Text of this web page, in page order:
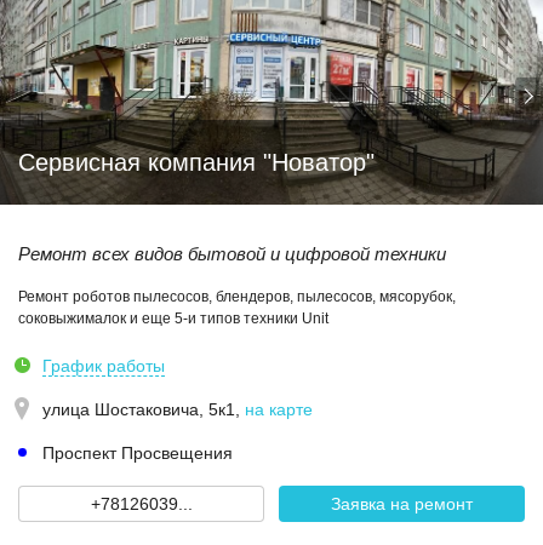
Сервисная компания "Новатор"
Ремонт всех видов бытовой и цифровой техники
Ремонт роботов пылесосов, блендеров, пылесосов, мясорубок,
соковыжималок и еще 5-и типов техники Unit
График работы
улица Шостаковича, 5к1 на карте
Проспект Просвещения
+78126039... Заявка на ремонт